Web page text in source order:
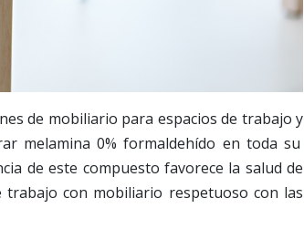
de mobiliario para espacios de trabajo y
melamina 0% formaldehído en toda su
de este compuesto favorece la salud de
con mobiliario respetuoso con las